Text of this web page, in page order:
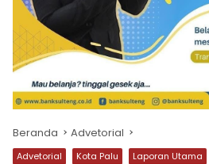
Beranda Advetorial
Advetorial Kota Palu Laporan Utama